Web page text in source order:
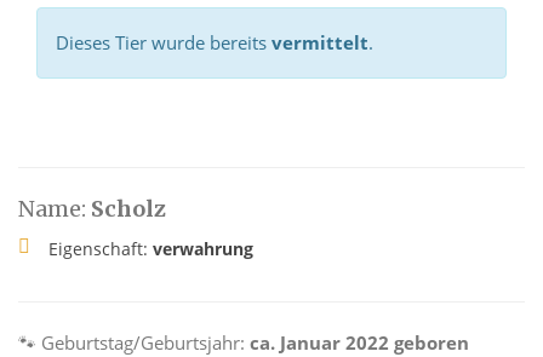
Dieses Tier wurde bereits vermittelt.
Name: Scholz
Eigenschaft: verwahrung
🐾 Geburtstag/Geburtsjahr: ca. Januar 2022 geboren